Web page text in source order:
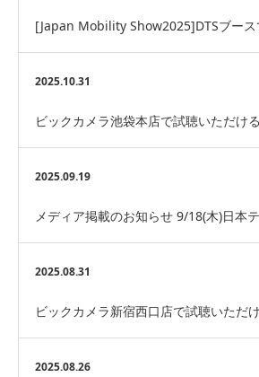
[Japan Mobility Show2025]DTSブース
モに採用いただい…
2025.10.31
ビックカメラ池袋本店で試聴いただけ
た！(VRS-1)
2025.09.19
メディア掲載のお知らせ 9/18(木)日本
2025.08.31
ビックカメラ新宿西口店で試聴いただ
た！(VRS-W1)
2025.08.26